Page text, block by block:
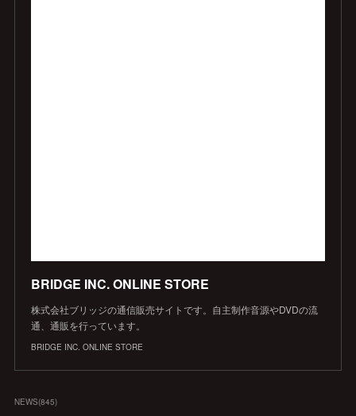
BRIDGE INC. ONLINE STORE
株式会社ブリッジの通信販売サイトです。自主制作音源やDVDの流
通、通販を行っています。
BRIDGE INC. ONLINE STORE
NEWS(845)